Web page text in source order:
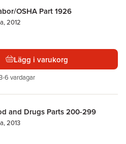
OSHA Part 1926
2012
Lägg i varukorg
6 vardagar
and Drugs Parts 200-299
2013